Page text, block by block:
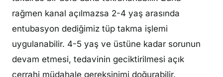
rağmen kanal açılmazsa 2-4 yaş arasında
entubasyon dediğimiz tüp takma işlemi
uygulanabilir. 4-5 yaş ve üstüne kadar sorunun
devam etmesi, tedavinin geciktirilmesi açık
cerrahi müdahale gereksinimi doğurabilir.